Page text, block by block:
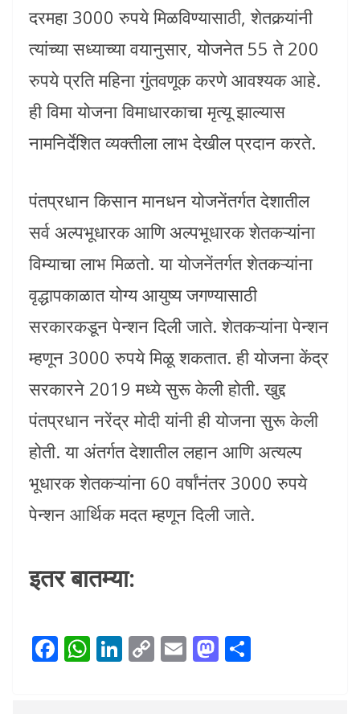
दरमहा 3000 रुपये मिळविण्यासाठी, शेतकर्‍यांनी
त्यांच्या सध्याच्या वयानुसार, योजनेत 55 ते 200
रुपये प्रति महिना गुंतवणूक करणे आवश्यक आहे.
ही विमा योजना विमाधारकाचा मृत्यू झाल्यास
नामनिर्देशित व्यक्तीला लाभ देखील प्रदान करते.
पंतप्रधान किसान मानधन योजनेंतर्गत देशातील
सर्व अल्पभूधारक आणि अल्पभूधारक शेतकऱ्यांना
विम्याचा लाभ मिळतो. या योजनेंतर्गत शेतकऱ्यांना
वृद्धापकाळात योग्य आयुष्य जगण्यासाठी
सरकारकडून पेन्शन दिली जाते. शेतकऱ्यांना पेन्शन
म्हणून 3000 रुपये मिळू शकतात. ही योजना केंद्र
सरकारने 2019 मध्ये सुरू केली होती. खुद्द
पंतप्रधान नरेंद्र मोदी यांनी ही योजना सुरू केली
होती. या अंतर्गत देशातील लहान आणि अत्यल्प
भूधारक शेतकऱ्यांना 60 वर्षांनंतर 3000 रुपये
पेन्शन आर्थिक मदत म्हणून दिली जाते.
इतर बातम्या:
F W Li C E M